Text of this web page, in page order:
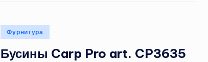
Опубликовано
Фурнитура
Бусины Carp Pro art. CP3635